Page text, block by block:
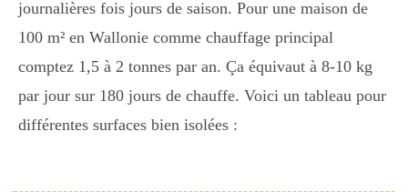
journalières fois jours de saison. Pour une maison de
100 m² en Wallonie comme chauffage principal
comptez 1,5 à 2 tonnes par an. Ça équivaut à 8-10 kg
par jour sur 180 jours de chauffe. Voici un tableau pour
différentes surfaces bien isolées :